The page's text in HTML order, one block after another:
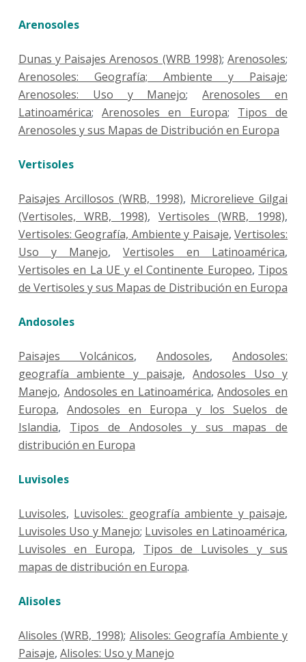
Arenosoles
Dunas y Paisajes Arenosos (WRB 1998);Arenosoles;
Arenosoles: Geografía; Ambiente y Paisaje;
Arenosoles: Uso y Manejo;Arenosoles en
Latinoamérica;Arenosoles en Europa; Tipos de
Arenosoles y sus Mapas de Distribución en Europa
Vertisoles
Paisajes Arcillosos (WRB, 1998), Microrelieve Gilgai
(Vertisoles, WRB, 1998),Vertisoles (WRB, 1998),
Vertisoles: Geografía, Ambiente y Paisaje,Vertisoles:
Uso y Manejo,Vertisoles en Latinoamérica,
Vertisoles en La UE y el Continente Europeo, Tipos
de Vertisoles y sus Mapas de Distribución en Europa
Andosoles
Paisajes Volcánicos,Andosoles,Andosoles:
geografía ambiente y paisaje,Andosoles Uso y
Manejo, Andosoles en Latinoamérica,Andosoles en
Europa,Andosoles en Europa y los Suelos de
Islandia, Tipos de Andosoles y sus mapas de
distribución en Europa
Luvisoles
Luvisoles, Luvisoles: geografía ambiente y paisaje,
Luvisoles Uso y Manejo; Luvisoles en Latinoamérica,
Luvisoles en Europa, Tipos de Luvisoles y sus
mapas de distribución en Europa.
Alisoles
Alisoles (WRB, 1998); Alisoles: Geografía Ambiente y
Paisaje, Alisoles: Uso y Manejo